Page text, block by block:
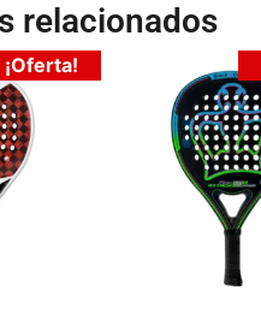
relacionados
¡Oferta!